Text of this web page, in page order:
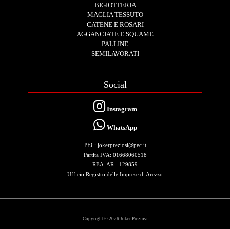
BIGIOTTERIA
MAGLIA TESSUTO
CATENE E ROSARI
AGGANCIATE E SQUAME
PALLINE
SEMILAVORATI
Social
Instagram
WhatsApp
PEC: jokerpreziosi@pec.it
Partita IVA: 01668060518
REA: AR - 129859
Ufficio Registro delle Imprese di Arezzo
Copyright © 2026 Joker Preziosi